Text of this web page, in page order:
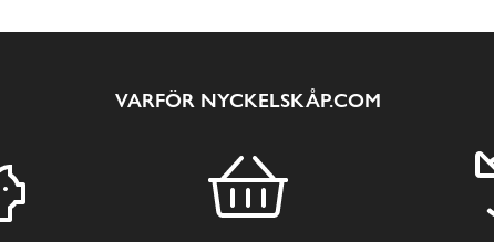
VARFÖR NYCKELSKÅP.COM